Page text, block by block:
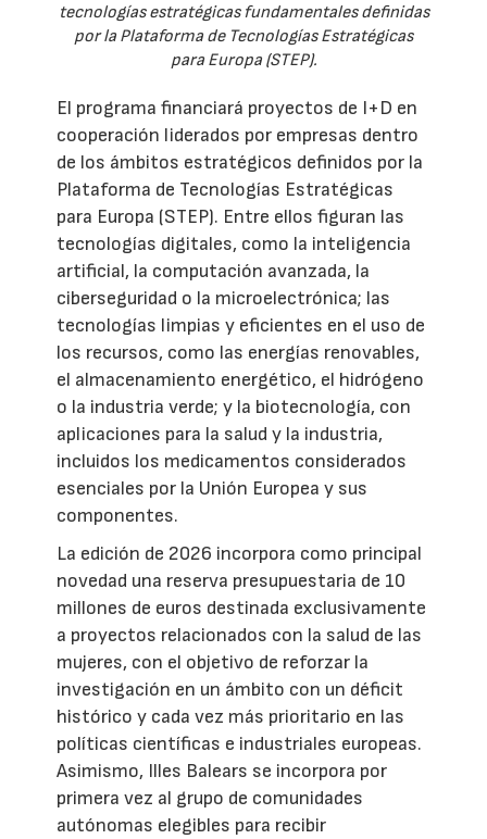
tecnologías estratégicas fundamentales definidas
por la Plataforma de Tecnologías Estratégicas
para Europa (STEP).
El programa financiará proyectos de I+D en
cooperación liderados por empresas dentro
de los ámbitos estratégicos definidos por la
Plataforma de Tecnologías Estratégicas
para Europa (STEP). Entre ellos figuran las
tecnologías digitales, como la inteligencia
artificial, la computación avanzada, la
ciberseguridad o la microelectrónica; las
tecnologías limpias y eficientes en el uso de
los recursos, como las energías renovables,
el almacenamiento energético, el hidrógeno
o la industria verde; y la biotecnología, con
aplicaciones para la salud y la industria,
incluidos los medicamentos considerados
esenciales por la Unión Europea y sus
componentes.
La edición de 2026 incorpora como principal
novedad una reserva presupuestaria de 10
millones de euros destinada exclusivamente
a proyectos relacionados con la salud de las
mujeres, con el objetivo de reforzar la
investigación en un ámbito con un déficit
histórico y cada vez más prioritario en las
políticas científicas e industriales europeas.
Asimismo, Illes Balears se incorpora por
primera vez al grupo de comunidades
autónomas elegibles para recibir